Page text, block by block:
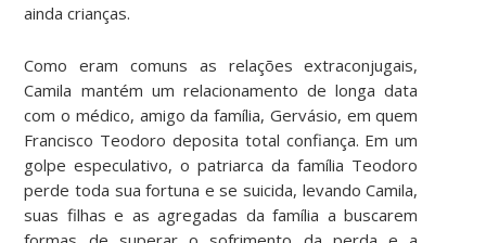
ainda crianças.
Como eram comuns as relações extraconjugais,
Camila mantém um relacionamento de longa data
com o médico, amigo da família, Gervásio, em quem
Francisco Teodoro deposita total confiança. Em um
golpe especulativo, o patriarca da família Teodoro
perde toda sua fortuna e se suicida, levando Camila,
suas filhas e as agregadas da família a buscarem